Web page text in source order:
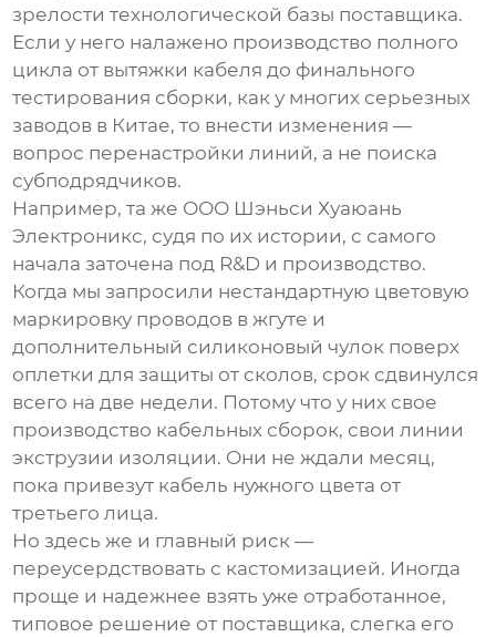
зрелости технологической базы поставщика.
Если у него налажено производство полного
цикла от вытяжки кабеля до финального
тестирования сборки, как у многих серьезных
заводов в Китае, то внести изменения —
вопрос перенастройки линий, а не поиска
субподрядчиков.
Например, та же ООО Шэньси Хуаюань
Электроникс, судя по их истории, с самого
начала заточена под R&D и производство.
Когда мы запросили нестандартную цветовую
маркировку проводов в жгуте и
дополнительный силиконовый чулок поверх
оплетки для защиты от сколов, срок сдвинулся
всего на две недели. Потому что у них свое
производство кабельных сборок, свои линии
экструзии изоляции. Они не ждали месяц,
пока привезут кабель нужного цвета от
третьего лица.
Но здесь же и главный риск —
переусердствовать с кастомизацией. Иногда
проще и надежнее взять уже отработанное,
типовое решение от поставщика, слегка его